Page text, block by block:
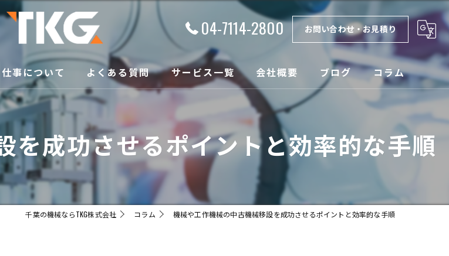
04-7114-2800 お問い合わせ・お見積り
仕事について よくある質問 サービス一覧
買取
メンテナンス
会社概要
漫画特集
ブログ コラム
を成功させるポイントと効率的な手順
千葉の機械ならTKG株式会社 コラム 機械や工作機械の中古機械移設を成功させるポイントと効率的な手順